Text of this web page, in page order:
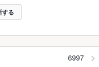
する
6997